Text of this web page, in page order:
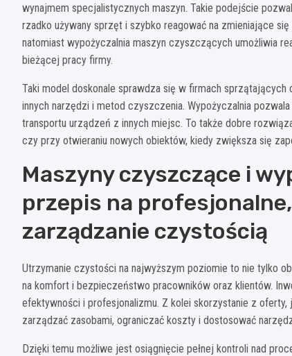
wynajmem specjalistycznych maszyn. Takie podejście
rzadko używany sprzęt i szybko reagować na zmieniające
natomiast wypożyczalnia maszyn czyszczących umożliwia
bieżącej pracy firmy.
Taki model doskonale sprawdza się w firmach
innych narzędzi i metod czyszczenia. Wypożyczalnia
transportu urządzeń z innych miejsc. To także dobre
czy przy otwieraniu nowych obiektów, kiedy zwiększa się
Maszyny czyszczące i
przepis na
zarządzanie czystością
Utrzymanie czystości na najwyższym poziomie to nie tylko
na komfort i bezpieczeństwo pracowników oraz klientów.
efektywności i profesjonalizmu. Z kolei skorzystanie z
zarządzać zasobami, ograniczać koszty i dostosować
Dzięki temu możliwe jest osiągnięcie pełnej kontroli nad